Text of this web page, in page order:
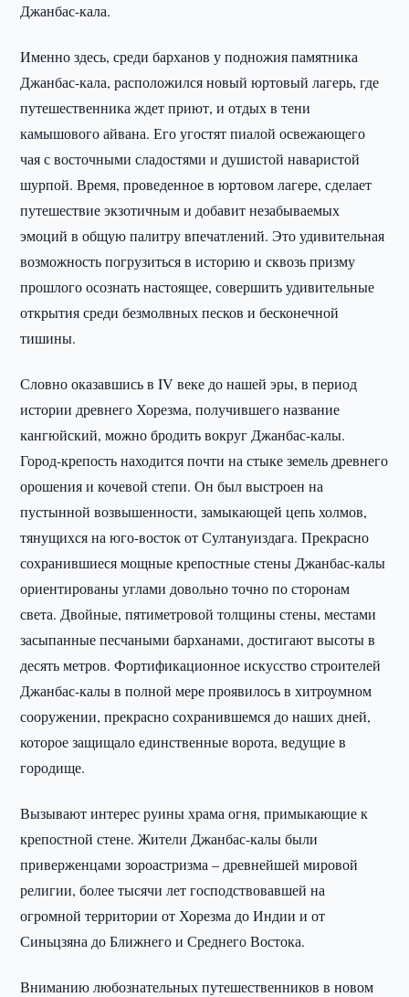
Джанбас-кала.
Именно здесь, среди барханов у подножия памятника
Джанбас-кала, расположился новый юртовый лагерь, где
путешественника ждет приют, и отдых в тени
камышового айвана. Его угостят пиалой освежающего
чая с восточными сладостями и душистой наваристой
шурпой. Время, проведенное в юртовом лагере, сделает
путешествие экзотичным и добавит незабываемых
эмоций в общую палитру впечатлений. Это удивительная
возможность погрузиться в историю и сквозь призму
прошлого осознать настоящее, совершить удивительные
открытия среди безмолвных песков и бесконечной
тишины.
Словно оказавшись в IV веке до нашей эры, в период
истории древнего Хорезма, получившего название
кангюйский, можно бродить вокруг Джанбас-калы.
Город-крепость находится почти на стыке земель древнего
орошения и кочевой степи. Он был выстроен на
пустынной возвышенности, замыкающей цепь холмов,
тянущихся на юго-восток от Султануиздага. Прекрасно
сохранившиеся мощные крепостные стены Джанбас-калы
ориентированы углами довольно точно по сторонам
света. Двойные, пятиметровой толщины стены, местами
засыпанные песчаными барханами, достигают высоты в
десять метров. Фортификационное искусство строителей
Джанбас-калы в полной мере проявилось в хитроумном
сооружении, прекрасно сохранившемся до наших дней,
которое защищало единственные ворота, ведущие в
городище.
Вызывают интерес руины храма огня, примыкающие к
крепостной стене. Жители Джанбас-калы были
приверженцами зороастризма – древнейшей мировой
религии, более тысячи лет господствовавшей на
огромной территории от Хорезма до Индии и от
Синьцзяна до Ближнего и Среднего Востока.
Вниманию любознательных путешественников в новом